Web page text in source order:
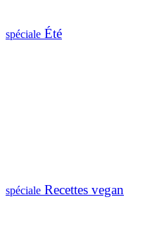
spéciale Été
spéciale Recettes vegan